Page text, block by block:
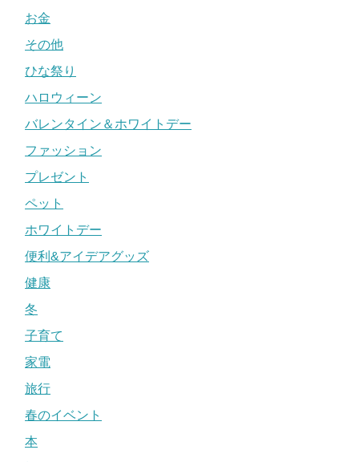
お金
その他
ひな祭り
ハロウィーン
バレンタイン＆ホワイトデー
ファッション
プレゼント
ペット
ホワイトデー
便利&アイデアグッズ
健康
冬
子育て
家電
旅行
春のイベント
本